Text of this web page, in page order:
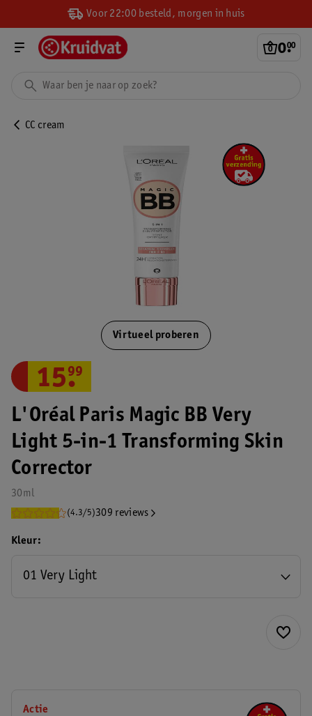
Voor 22:00 besteld, morgen in huis
0.
00
CC cream
Virtueel proberen
L'Oréal Paris Magic BB Very
Light 5-in-1 Transforming Skin
Corrector
30ml
(4.3/5)309 reviews
15.
99
Kleur
01 Very Light
Actie